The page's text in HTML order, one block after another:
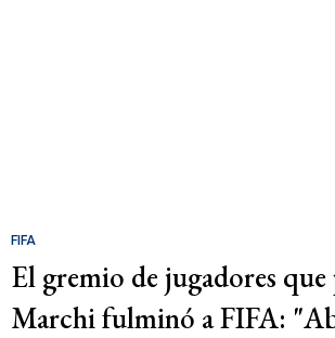
FIFA
El gremio de jugadores que
Marchi fulminó a FIFA: